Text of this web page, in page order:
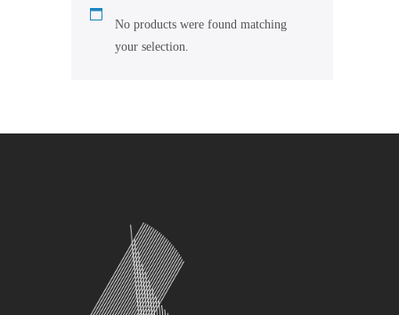
No products were found matching
your selection.